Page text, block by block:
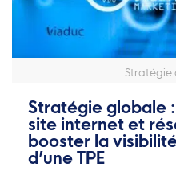
Stratégie
Stratégie globale
site internet et
booster la
d’une TPE